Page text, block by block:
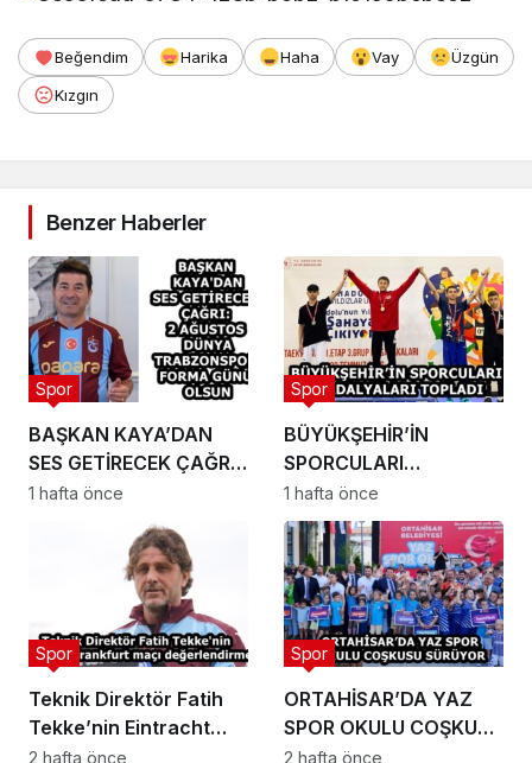
Beğendim Harika Haha Vay
Üzgün
Kızgın
Benzer Haberler
BAŞKAN KAYA’DAN
SES GETİRECEK ÇAĞRI:
2 AĞUSTOS DÜNYA
TRABZONSPOR FORMA
GÜNÜ OLSUN
Spor
1 hafta önce
BÜYÜKŞEHİR’İN
SPORCULARI
MADALYALARI
TOPLADI
Spor
1 hafta önce
Teknik Direktör Fatih
Tekke’nin Eintracht
Frankfurt maçı
Spor
2 hafta önce
ORTAHİSAR’DA YAZ
SPOR OKULU COŞKUSU
SÜRÜYOR
Spor
2 hafta önce